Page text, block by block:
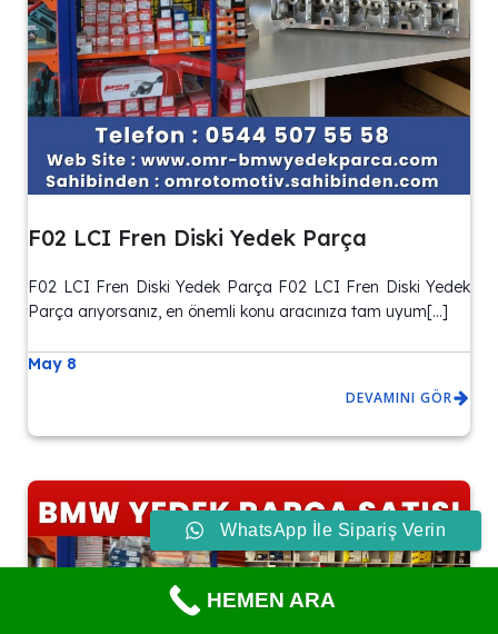
F02 LCI Fren Diski Yedek Parça
F02 LCI Fren Diski Yedek Parça F02 LCI Fren Diski Yedek
Parça arıyorsanız, en önemli konu aracınıza tam uyum[…]
May 8
DEVAMINI GÖR
WhatsApp İle Sipariş Verin
HEMEN ARA